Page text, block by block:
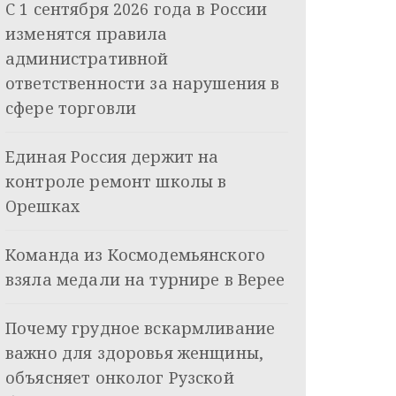
С 1 сентября 2026 года в России
изменятся правила
административной
ответственности за нарушения в
сфере торговли
Единая Россия держит на
контроле ремонт школы в
Орешках
Команда из Космодемьянского
взяла медали на турнире в Верее
Почему грудное вскармливание
важно для здоровья женщины,
объясняет онколог Рузской